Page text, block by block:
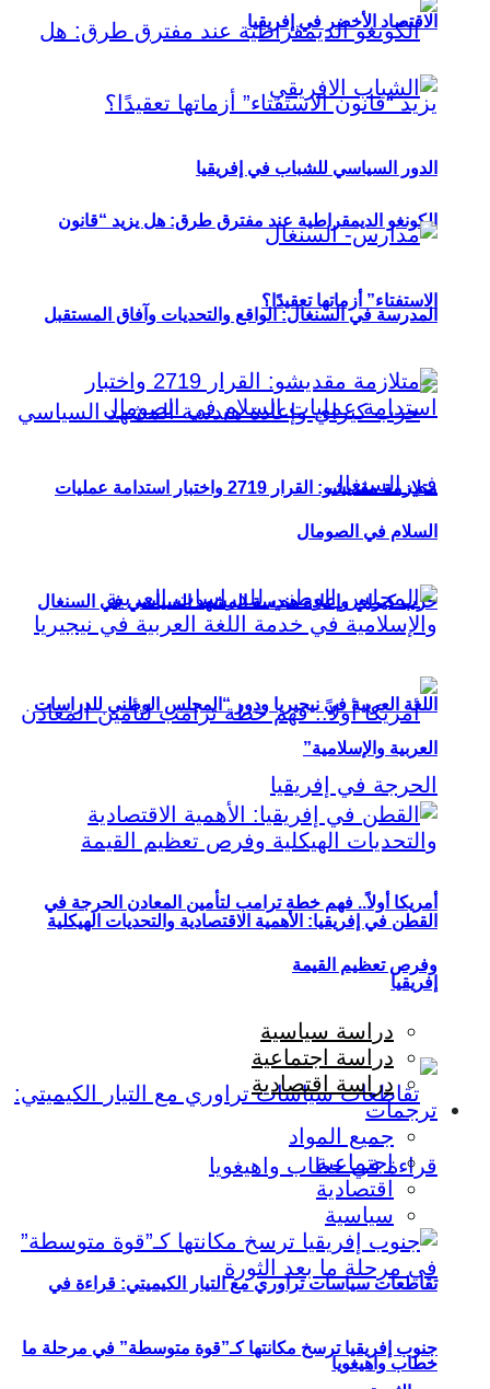
الكونغو الديمقراطية عند مفترق طرق: هل يزيد “قانون
الاستفتاء” أزماتها تعقيدًا؟
حزب كيراي وإعادة هندسة المشهد السياسي في السنغال
أمريكا أولاً.. فهم خطة ترامب لتأمين المعادن الحرجة في
إفريقيا
تقاطعات سياسات تراوري مع التيار الكيميتي: قراءة في
خطاب واهيغويا
الاقتصاد الأخضر في إفريقيا
الدور السياسي للشباب في إفريقيا
المدرسة في السنغال: الواقع والتحديات وآفاق المستقبل
متلازمة مقديشو: القرار 2719 واختبار استدامة عمليات
السلام في الصومال
اللغة العربية في نيجيريا ودور “المجلس الوطني للدراسات
العربية والإسلامية”
القطن في إفريقيا: الأهمية الاقتصادية والتحديات الهيكلية
وفرص تعظيم القيمة
دراسة سياسية
دراسة اجتماعية
دراسة اقتصادية
ترجمات
جميع المواد
اجتماعية
اقتصادية
سياسية
جنوب إفريقيا ترسخ مكانتها كـ”قوة متوسطة” في مرحلة ما